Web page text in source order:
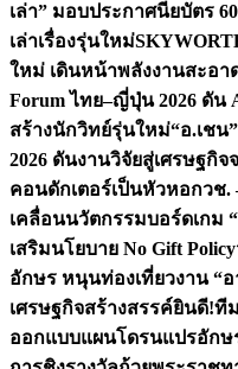
เล่า” มอบประกาศนียบัตร
เล่าเรื่องรุ่นใหม่
ใหม่ เดินหน้าพลังงานสะอา
Forum ไทย–ญี่ปุ่น 2026 ดั
สร้างนักวิทย์รุ่นใหม่“อ.เชน
2026 ดันงานวิจัยสู่เศรษฐกิจ
คอนดักเตอร์เป็นหัวหอกวช.
เคลื่อนนวัตกรรมบอร์ดเกม
เสริมนโยบาย No Gift Policy
อักษร หนุนท่องเที่ยวงาน “
เศรษฐกิจสร้างสรรค์ยินดี!ที
ออกแบบแผนโดรนแปรอักษ